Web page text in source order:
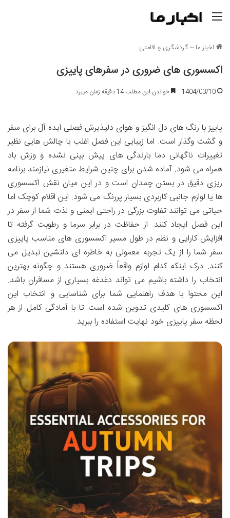
اخبار ما~گردشگری و اقامتی
اکسسوری های ضروری در سفرهای پاییزی
1404/03/10 خواندن این مطلب 14 دقیقه زمان میبرد
پاییز با رنگ های دل انگیز و هوای دلپذیرش فصلی ایده آل برای سفر
و گشت وگذار است. اما زیبایی این فصل اغلب با چالش هایی نظیر
تغییرات ناگهانی دما بارندگی های پیش بینی نشده و وزش باد
همراه می شود. آماده شدن برای چنین شرایط متغیری نیازمند برنامه
ریزی دقیق در بستن چمدان است و در این میان نقش اکسسوری
ها یا لوازم جانبی کاربردی بسیار پررنگ می شود. این اقلام کوچک اما
حیاتی می توانند تفاوت بزرگی در راحتی ایمنی و لذت شما از سفر در
این فصل ایجاد کنند. از حفاظت در برابر سرما و رطوبت گرفته تا
افزایش کارایی و نظم در طول مسیر اکسسوری های مناسب پاییزی
سفر شما را از یک تجربه معمولی به خاطره ای دلنشین تبدیل می
کنند. درک اینکه کدام لوازم واقعاً ضروری هستند و چگونه بهترین
انتخاب را داشته باشیم می تواند دغدغه بسیاری از مسافران باشد.
این محتوا با هدف راهنمایی شما برای شناسایی و انتخاب این
اکسسوری های کلیدی تدوین شده است تا با آمادگی کامل از هر
لحظه سفر پاییزی خود نهایت استفاده را ببرید.